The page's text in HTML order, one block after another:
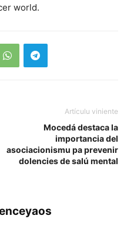
world.
Artículu viniente
Mocedá destaca la
importancia del
asociacionismu pa prevenir
dolencies de salú mental